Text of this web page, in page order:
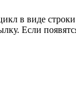
в виде
Если